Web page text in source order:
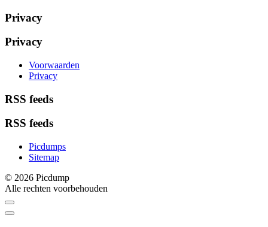
Privacy
Privacy
Voorwaarden
Privacy
RSS feeds
RSS feeds
Picdumps
Sitemap
© 2026 Picdump
Alle rechten voorbehouden